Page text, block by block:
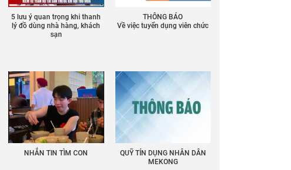
5 lưu ý quan trọng khi thanh
lý đồ dùng nhà hàng, khách
sạn
THÔNG BÁO
Về việc tuyển dụng viên chức
NHẮN TIN TÌM CON
QUỸ TÍN DỤNG NHÂN DÂN
MEKONG